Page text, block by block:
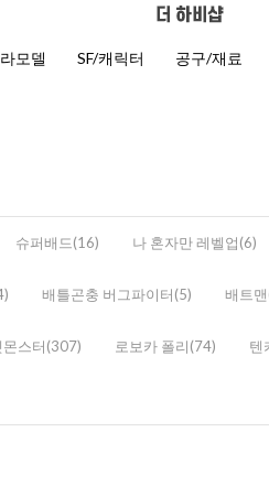
모델 SF/캐릭터 공구/재료
슈퍼배드(16) 나 혼자만 레벨업(6)
배틀곤충 버그파이터(5) 배트
몬스터(307) 로보카 폴리(74) 텐